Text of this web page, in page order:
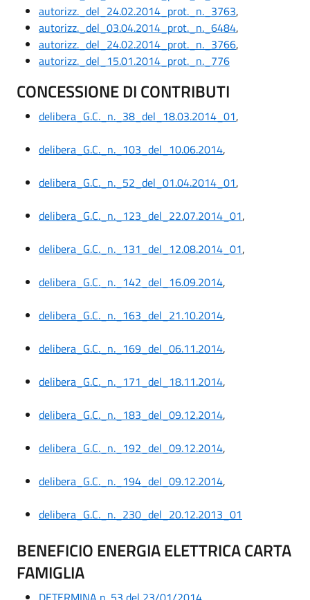
autorizz._del_24.02.2014_prot._n._3763,
autorizz._del_03.04.2014_prot._n._6484,
autorizz._del_24.02.2014_prot._n._3766,
autorizz._del_15.01.2014_prot._n._776
CONCESSIONE DI CONTRIBUTI
delibera_G.C._n._38_del_18.03.2014_01,
delibera_G.C._n._103_del_10.06.2014,
delibera_G.C._n._52_del_01.04.2014_01,
delibera_G.C._n._123_del_22.07.2014_01,
delibera_G.C._n._131_del_12.08.2014_01,
delibera_G.C._n._142_del_16.09.2014,
delibera_G.C._n._163_del_21.10.2014,
delibera_G.C._n._169_del_06.11.2014,
delibera_G.C._n._171_del_18.11.2014,
delibera_G.C._n._183_del_09.12.2014,
delibera_G.C._n._192_del_09.12.2014,
delibera_G.C._n._194_del_09.12.2014,
delibera_G.C._n._230_del_20.12.2013_01
BENEFICIO ENERGIA ELETTRICA CARTA
FAMIGLIA